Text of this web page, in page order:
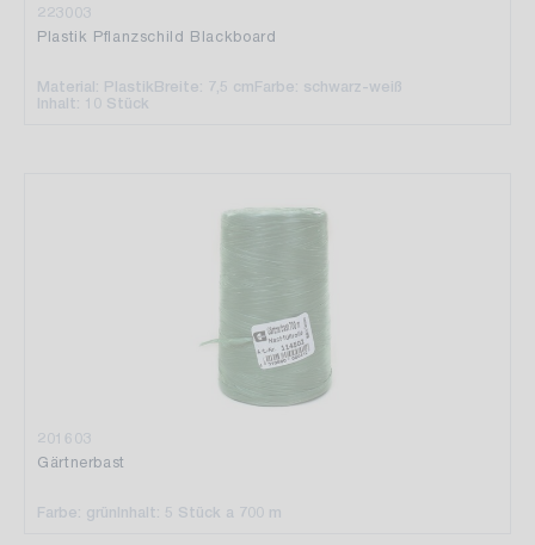
223003
Plastik Pflanzschild Blackboard
Material: PlastikBreite: 7,5 cmFarbe: schwarz-weiß
Inhalt: 10 Stück
201603
Gärtnerbast
Farbe: grünInhalt: 5 Stück a 700 m